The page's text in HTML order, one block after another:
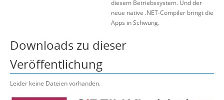
diesem Betriebssystem. Und der
neue native .NET-Compiler bringt die
Apps in Schwung.
Downloads zu dieser
Veröffentlichung
Leider keine Dateien vorhanden.